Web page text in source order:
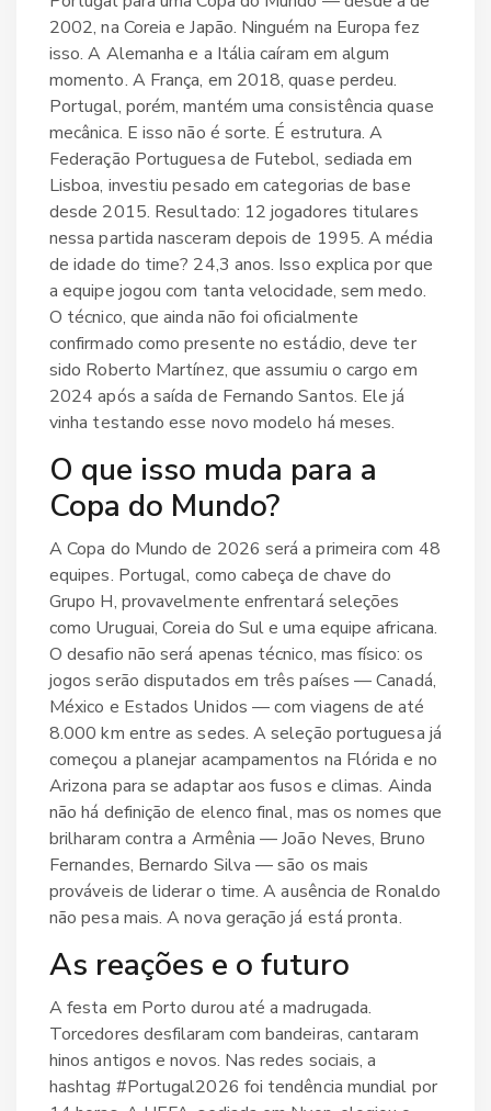
2002, na Coreia e Japão. Ninguém na Europa fez
isso. A Alemanha e a Itália caíram em algum
momento. A França, em 2018, quase perdeu.
Portugal, porém, mantém uma consistência quase
mecânica. E isso não é sorte. É estrutura. A
Federação Portuguesa de Futebol, sediada em
Lisboa, investiu pesado em categorias de base
desde 2015. Resultado: 12 jogadores titulares
nessa partida nasceram depois de 1995. A média
de idade do time? 24,3 anos. Isso explica por que
a equipe jogou com tanta velocidade, sem medo.
O técnico, que ainda não foi oficialmente
confirmado como presente no estádio, deve ter
sido Roberto Martínez, que assumiu o cargo em
2024 após a saída de Fernando Santos. Ele já
vinha testando esse novo modelo há meses.
O que isso muda para a
Copa do Mundo?
ACopa do Mundo de 2026 será a primeira com 48
equipes. Portugal, como cabeça de chave do
Grupo H, provavelmente enfrentará seleções
como Uruguai, Coreia do Sul e uma equipe africana.
O desafio não será apenas técnico, mas físico: os
jogos serão disputados em três países —Canadá,
México e Estados Unidos — com viagens de até
8.000 km entre as sedes. A seleção portuguesa já
começou a planejar acampamentos na Flórida e no
Arizona para se adaptar aos fusos e climas. Ainda
não há definição de elenco final, mas os nomes que
brilharam contra a Armênia — João Neves, Bruno
Fernandes, Bernardo Silva — são os mais
prováveis de liderar o time. A ausência de Ronaldo
não pesa mais. A nova geração já está pronta.
As reações e o futuro
A festa em Porto durou até a madrugada.
Torcedores desfilaram com bandeiras, cantaram
hinos antigos e novos. Nas redes sociais, a
hashtag #Portugal2026 foi tendência mundial por